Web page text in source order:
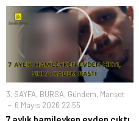
3. SAYFA, BURSA, Gündem, Manşet
6 Mayıs 2026 22:55